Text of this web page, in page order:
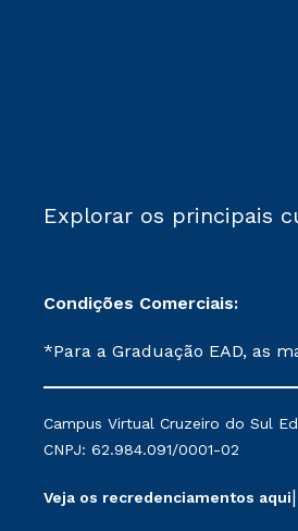
Explorar os principais
Condições Comerciais:
*Para a Graduação EAD, as
mantidos conforme
serviços.
Campus Virtual Cruzeiro do Sul
CNPJ: 62.984.091/0001-02
Veja os recredenciamentos aqui